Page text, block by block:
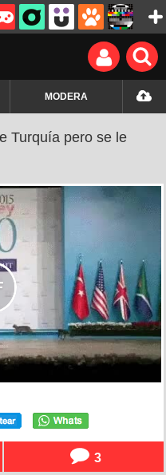
MODERA
Turquía pero se le
3